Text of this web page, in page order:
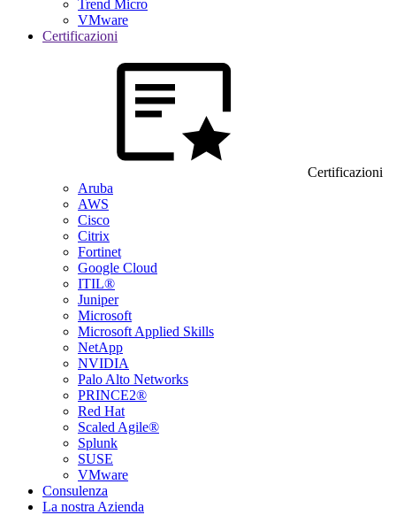
Trend Micro
VMware
Certificazioni
Certificazioni
Aruba
AWS
Cisco
Citrix
Fortinet
Google Cloud
ITIL®
Juniper
Microsoft
Microsoft Applied Skills
NetApp
NVIDIA
Palo Alto Networks
PRINCE2®
Red Hat
Scaled Agile®
Splunk
SUSE
VMware
Consulenza
La nostra Azienda